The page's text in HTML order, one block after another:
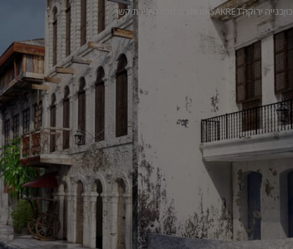
בנייה ירוקהSAKRETאודות נק' מכירה יצירת קשר